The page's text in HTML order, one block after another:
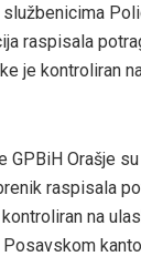
službenicima
raspisala
je kontroliran
GPBiH Orašje
raspisala
na